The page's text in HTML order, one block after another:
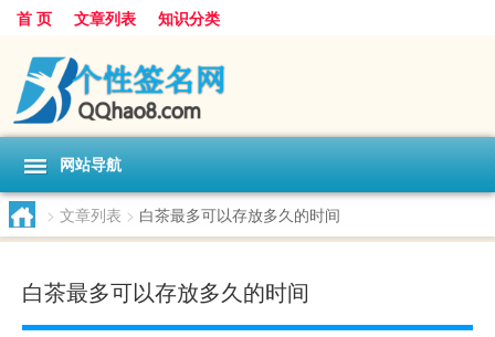
首 页 文章列表 知识分类
网站导航
> 文章列表 > 白茶最多可以存放多久的时间
白茶最多可以存放多久的时间